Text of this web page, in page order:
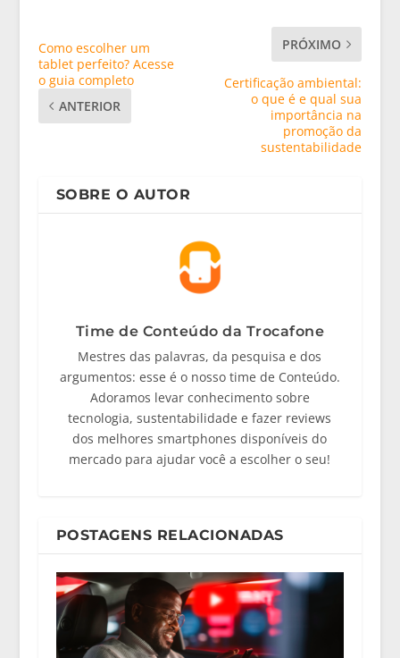
Como escolher um
tablet perfeito? Acesse
o guia completo
ANTERIOR
PRÓXIMO
Certificação ambiental:
o que é e qual sua
importância na
promoção da
sustentabilidade
SOBRE O AUTOR
Time de Conteúdo da Trocafone
Mestres das palavras, da pesquisa e dos
argumentos: esse é o nosso time de Conteúdo.
Adoramos levar conhecimento sobre
tecnologia, sustentabilidade e fazer reviews
dos melhores smartphones disponíveis do
mercado para ajudar você a escolher o seu!
POSTAGENS RELACIONADAS